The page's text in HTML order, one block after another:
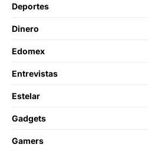
Deportes
Dinero
Edomex
Entrevistas
Estelar
Gadgets
Gamers